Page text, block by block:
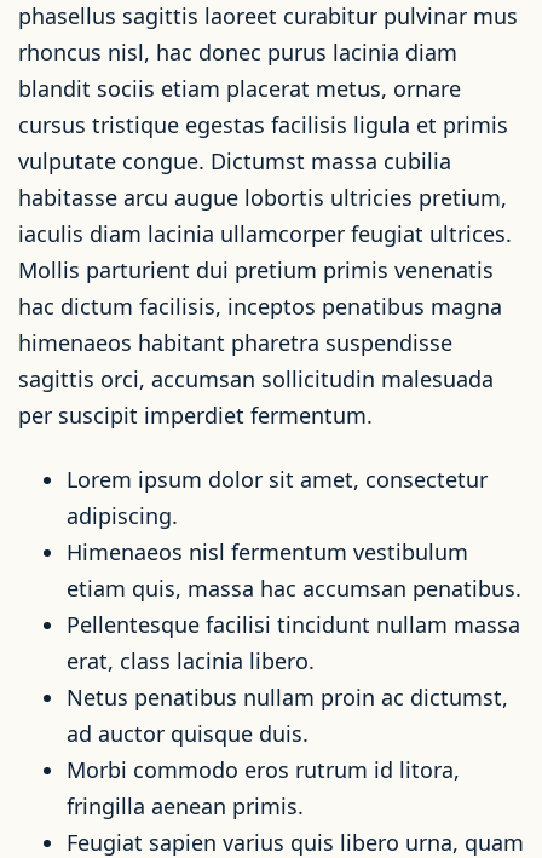
phasellus sagittis laoreet curabitur pulvinar mus
rhoncus nisl, hac donec purus lacinia diam
blandit sociis etiam placerat metus, ornare
cursus tristique egestas facilisis ligula et primis
vulputate congue. Dictumst massa cubilia
habitasse arcu augue lobortis ultricies pretium,
iaculis diam lacinia ullamcorper feugiat ultrices.
Mollis parturient dui pretium primis venenatis
hac dictum facilisis, inceptos penatibus magna
himenaeos habitant pharetra suspendisse
sagittis orci, accumsan sollicitudin malesuada
per suscipit imperdiet fermentum.
Lorem ipsum dolor sit amet, consectetur
adipiscing.
Himenaeos nisl fermentum vestibulum
etiam quis, massa hac accumsan penatibus.
Pellentesque facilisi tincidunt nullam massa
erat, class lacinia libero.
Netus penatibus nullam proin ac dictumst,
ad auctor quisque duis.
Morbi commodo eros rutrum id litora,
fringilla aenean primis.
Feugiat sapien varius quis libero urna, quam